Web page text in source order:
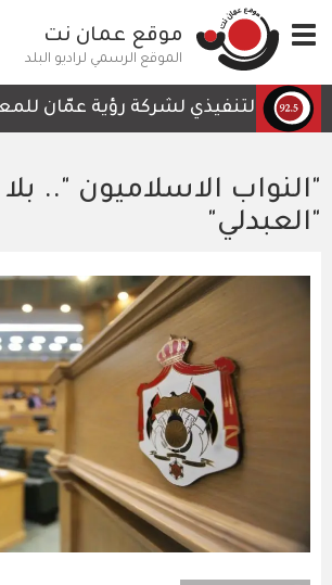
إلى
المحتوى
الرئيسي
Toggle
navigation
موقع عمان نت
الموقع الرسمي لراديو البلد
التنفيذي لشركة رؤية عمّان
"النواب الاسلاميون "..
"العبدلي"